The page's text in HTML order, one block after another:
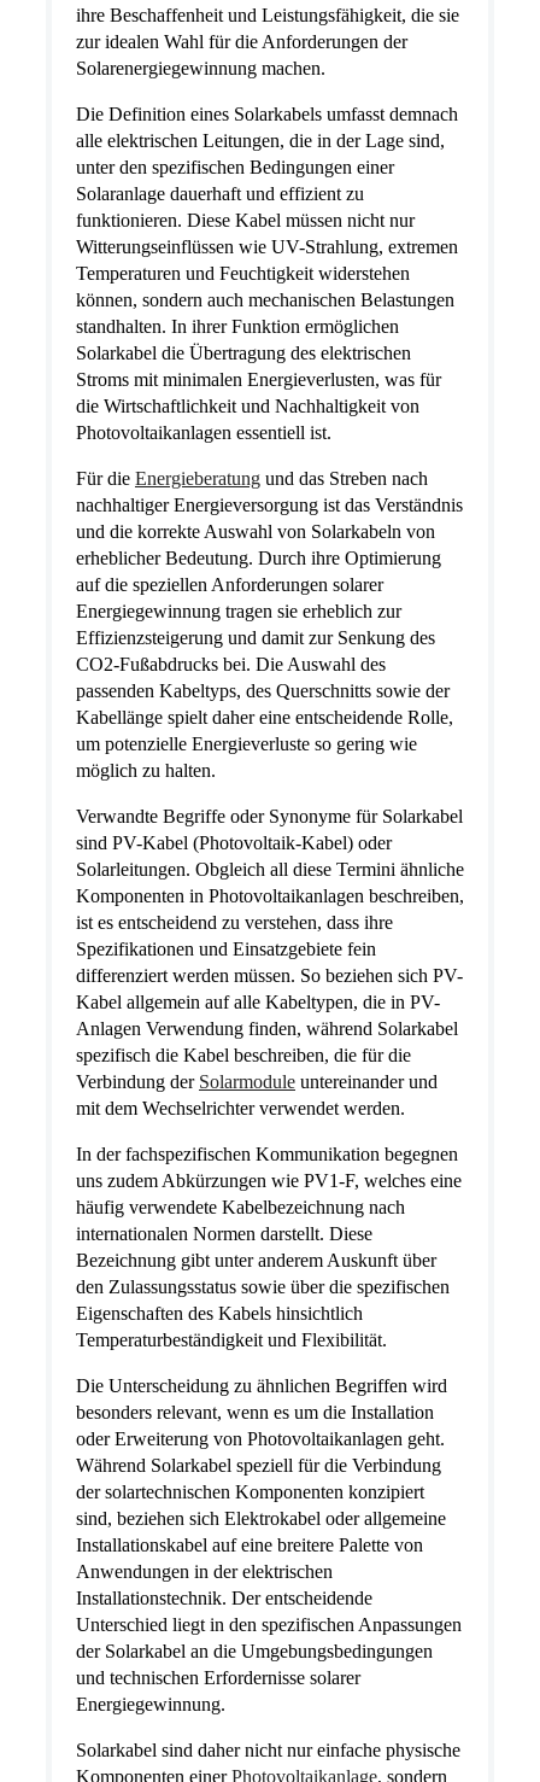
ihre Beschaffenheit und Leistungsfähigkeit, die sie
zur idealen Wahl für die Anforderungen der
Solarenergiegewinnung machen.
Die Definition eines Solarkabels umfasst demnach
alle elektrischen Leitungen, die in der Lage sind,
unter den spezifischen Bedingungen einer
Solaranlage dauerhaft und effizient zu
funktionieren. Diese Kabel müssen nicht nur
Witterungseinflüssen wie UV-Strahlung, extremen
Temperaturen und Feuchtigkeit widerstehen
können, sondern auch mechanischen Belastungen
standhalten. In ihrer Funktion ermöglichen
Solarkabel die Übertragung des elektrischen
Stroms mit minimalen Energieverlusten, was für
die Wirtschaftlichkeit und Nachhaltigkeit von
Photovoltaikanlagen essentiell ist.
Für die Energieberatung und das Streben nach
nachhaltiger Energieversorgung ist das Verständnis
und die korrekte Auswahl von Solarkabeln von
erheblicher Bedeutung. Durch ihre Optimierung
auf die speziellen Anforderungen solarer
Energiegewinnung tragen sie erheblich zur
Effizienzsteigerung und damit zur Senkung des
CO2-Fußabdrucks bei. Die Auswahl des
passenden Kabeltyps, des Querschnitts sowie der
Kabellänge spielt daher eine entscheidende Rolle,
um potenzielle Energieverluste so gering wie
möglich zu halten.
Verwandte Begriffe oder Synonyme für Solarkabel
sind PV-Kabel (Photovoltaik-Kabel) oder
Solarleitungen. Obgleich all diese Termini ähnliche
Komponenten in Photovoltaikanlagen beschreiben,
ist es entscheidend zu verstehen, dass ihre
Spezifikationen und Einsatzgebiete fein
differenziert werden müssen. So beziehen sich PV-
Kabel allgemein auf alle Kabeltypen, die in PV-
Anlagen Verwendung finden, während Solarkabel
spezifisch die Kabel beschreiben, die für die
Verbindung der Solarmodule untereinander und
mit dem Wechselrichter verwendet werden.
In der fachspezifischen Kommunikation begegnen
uns zudem Abkürzungen wie PV1-F, welches eine
häufig verwendete Kabelbezeichnung nach
internationalen Normen darstellt. Diese
Bezeichnung gibt unter anderem Auskunft über
den Zulassungsstatus sowie über die spezifischen
Eigenschaften des Kabels hinsichtlich
Temperaturbeständigkeit und Flexibilität.
Die Unterscheidung zu ähnlichen Begriffen wird
besonders relevant, wenn es um die Installation
oder Erweiterung von Photovoltaikanlagen geht.
Während Solarkabel speziell für die Verbindung
der solartechnischen Komponenten konzipiert
sind, beziehen sich Elektrokabel oder allgemeine
Installationskabel auf eine breitere Palette von
Anwendungen in der elektrischen
Installationstechnik. Der entscheidende
Unterschied liegt in den spezifischen Anpassungen
der Solarkabel an die Umgebungsbedingungen
und technischen Erfordernisse solarer
Energiegewinnung.
Solarkabel sind daher nicht nur einfache physische
Komponenten einerPhotovoltaikanlage, sondern